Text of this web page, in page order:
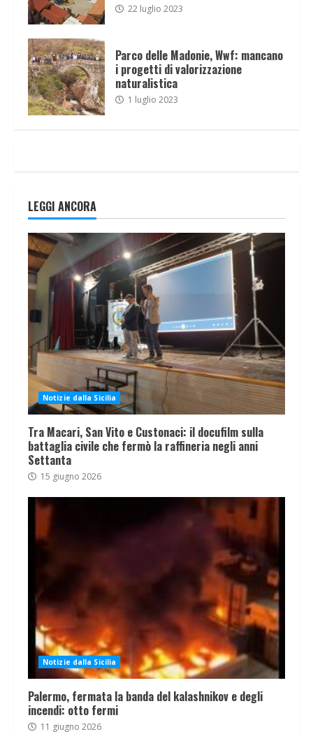
22 luglio 2023
Parco delle Madonie, Wwf: mancano
i progetti di valorizzazione
naturalistica
1 luglio 2023
LEGGI ANCORA
Notizie dalla Sicilia
Tra Macari, San Vito e Custonaci: il docufilm sulla
battaglia civile che fermò la raffineria negli anni
Settanta
15 giugno 2026
Notizie dalla Sicilia
Palermo, fermata la banda del kalashnikov e degli
incendi: otto fermi
11 giugno 2026